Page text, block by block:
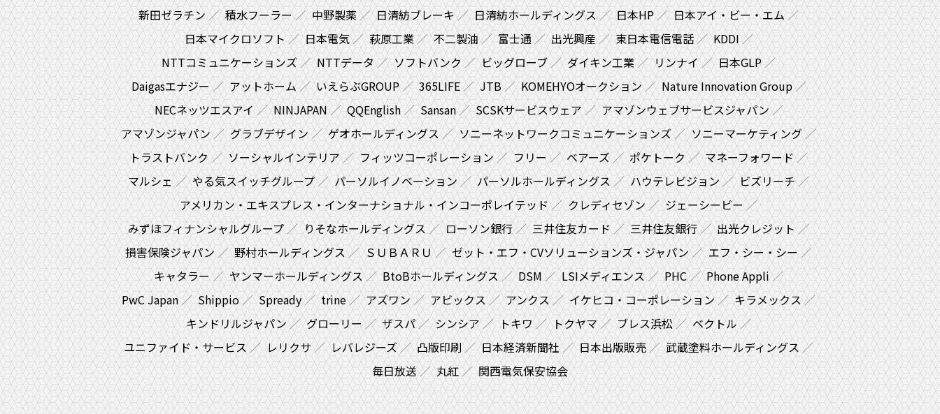
新田ゼラチン
積水フーラー 中野製薬 日清紡ブレーキ 日清紡ホールディングス 日本HP
日本アイ・ビー・エム
日本マイクロソフト
日本電気 萩原工業 不二製油 富士通 出光興産 東日本電信電話
KDDI
NTTコミュニケーションズ
NTTデータ ソフトバンク ビッグローブ ダイキン工業 リンナイ
日本GLP
Daigasエナジー
アットホーム いえらぶGROUP 365LIFE JTB KOMEHYOオークション
Nature Innovation Group
NECネッツエスアイ
NINJAPAN QQEnglish Sansan SCSKサービスウェア
アマゾンウェブサービスジャパン
アマゾンジャパン
グラブデザイン ゲオホールディングス ソニーネットワークコミュニケーションズ
ソニーマーケティング
トラストバンク
ソーシャルインテリア フィッツコーポレーション フリー ベアーズ ポケトーク
マネーフォワード
マルシェ
やる気スイッチグループ パーソルイノベーション パーソルホールディングス ハウテレビジョン
ビズリーチ
アメリカン・エキスプレス・インターナショナル・インコーポレイテッド
クレディセゾン
ジェーシービー
みずほフィナンシャルグループ
りそなホールディングス ローソン銀行 三井住友カード 三井住友銀行
出光クレジット
損害保険ジャパン
野村ホールディングス ＳＵＢＡＲＵ ゼット・エフ・CVソリューションズ・ジャパン
エフ・シー・シー
キャタラー
ヤンマーホールディングス BtoBホールディングス DSM LSIメディエンス PHC
Phone Appli
PwC Japan
Shippio Spready trine アズワン アビックス アンクス イケヒコ・コーポレーション
キラメックス
キンドリルジャパン
グローリー ザスパ シンシア トキワ トクヤマ ブレス浜松
ベクトル
ユニファイド・サービス
レリクサ レバレジーズ 凸版印刷 日本経済新聞社 日本出版販売
武蔵塗料ホールディングス
毎日放送
丸紅 関西電気保安協会